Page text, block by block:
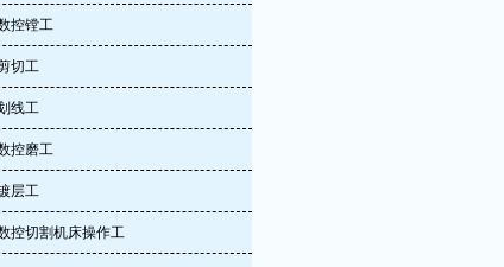
控镗工
切工
线工
控磨工
层工
控切割机床操作工